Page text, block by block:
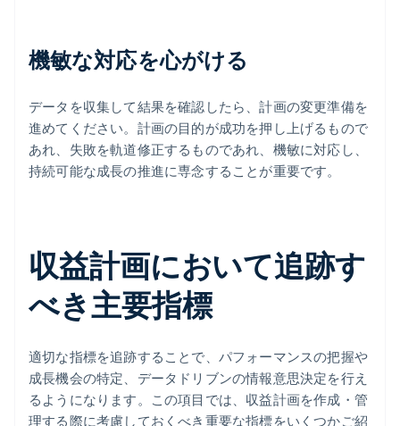
機敏な対応を心がける
データを収集して結果を確認したら、計画の変更準備を
進めてください。計画の目的が成功を押し上げるもので
あれ、失敗を軌道修正するものであれ、機敏に対応し、
持続可能な成長の推進に専念することが重要です。
収益計画において追跡す
べき主要指標
適切な指標を追跡することで、パフォーマンスの把握や
成長機会の特定、データドリブンの情報意思決定を行え
るようになります。この項目では、収益計画を作成・管
理する際に考慮しておくべき重要な指標をいくつかご紹